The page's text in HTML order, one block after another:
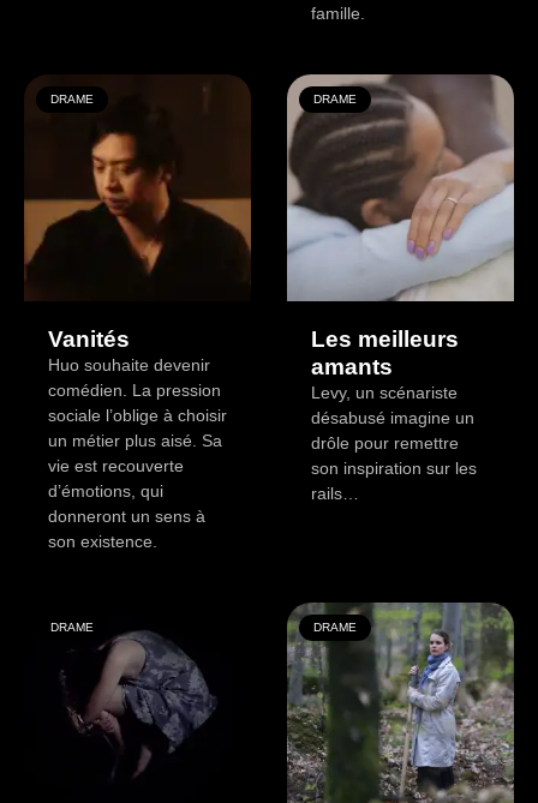
famille.
DRAME
Vanités
Huo souhaite devenir
comédien. La pression
sociale l’oblige à choisir
un métier plus aisé. Sa
vie est recouverte
d’émotions, qui
donneront un sens à
son existence.
DRAME
Les meilleurs
amants
Levy, un scénariste
désabusé imagine un
drôle pour remettre
son inspiration sur les
rails…
DRAME DRAME